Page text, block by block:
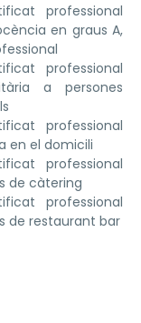
professional
en graus A,
professional
a persones
professional
en el domicili
professional
de càtering
professional
de restaurant bar